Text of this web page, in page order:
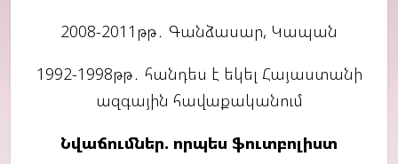
2008-2011թթ․ Գանձասար, Կապան
1992-1998թթ․ հանդես է եկել Հայաստանի
ազգային հավաքականում
Նվաճումներ. որպես ֆուտբոլիստ